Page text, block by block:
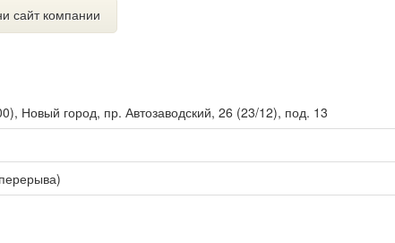
сайт компании
), Новый город, пр. Автозаводский, 26 (23/12), под. 13